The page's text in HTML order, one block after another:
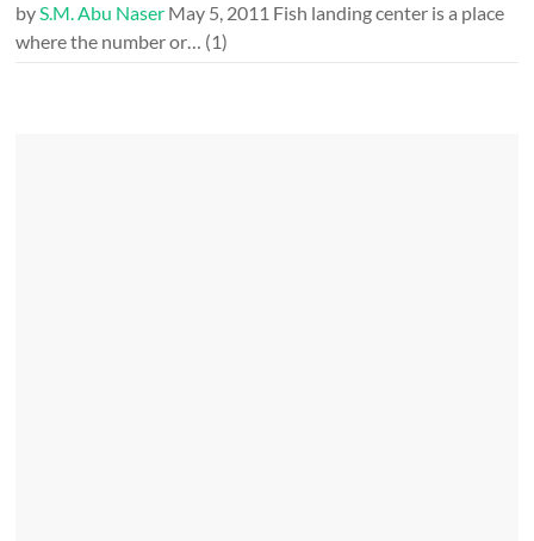
byS.M. Abu Naser May 5, 2011 Fish landing center is a place
where the number or… (1)